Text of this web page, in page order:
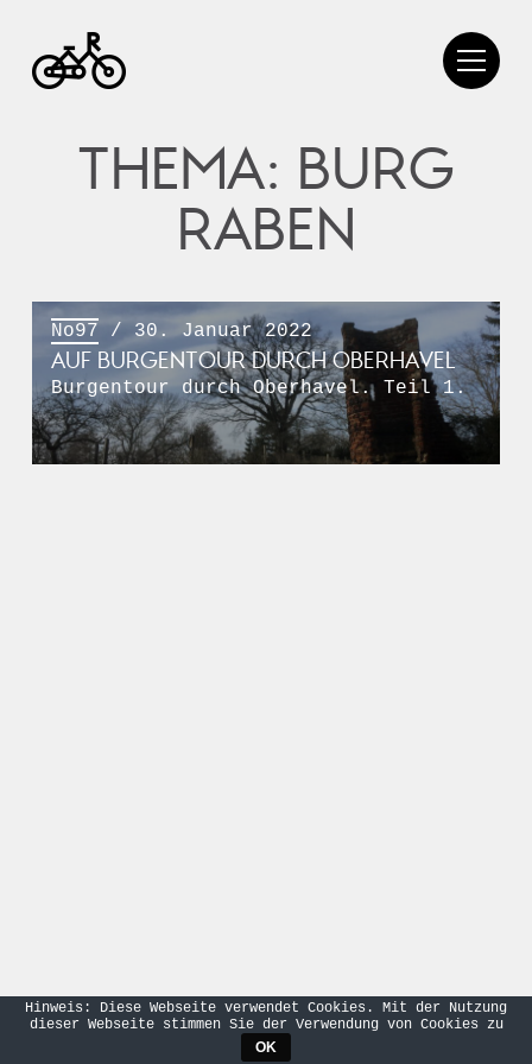
THEMA: BURG
RABEN
No97 / 30. Januar 2022
AUF BURGENTOUR DURCH OBERHAVEL
Burgentour durch Oberhavel. Teil 1.
Hinweis: Diese Webseite verwendet Cookies. Mit der Nutzung
dieser Webseite stimmen Sie der Verwendung von Cookies zu
OK